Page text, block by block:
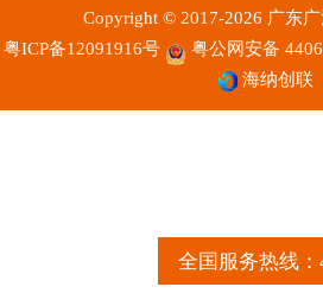
全国服务热线：
Copyright © 2017-2026 广东
粤ICP备12091916号
粤公网安备
海纳创联